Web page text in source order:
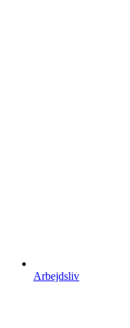
Arbejdsliv